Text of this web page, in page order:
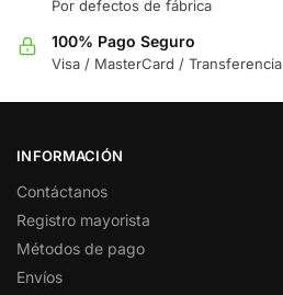
Por defectos de fábrica
100% Pago Seguro
Visa / MasterCard / Transferencia
INFORMACIÓN
Contáctanos
Registro mayorista
Métodos de pago
Envíos